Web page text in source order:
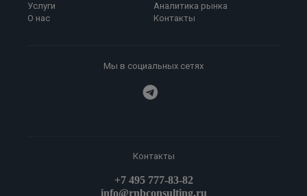
Услуги
Аналитика рынка
О нас
Контакты
Мы в социальных сетях
Контакты
+7 495 777-83-82
info@rnbconsulting.ru